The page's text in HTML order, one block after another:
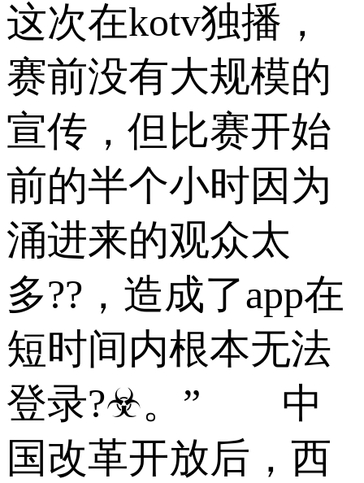
这次在kotv独播，
赛前没有大规模的
宣传，但比赛开始
前的半个小时因为
涌进来的观众太
多??，造成了app在
短时间内根本无法
登录?☣。” 中
国改革开放后，西